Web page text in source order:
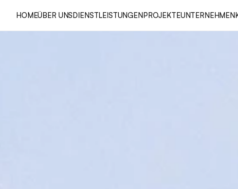
HOMEÜBER UNSDIENSTLEISTUNGENPROJEKTEUNTERNEHMEN